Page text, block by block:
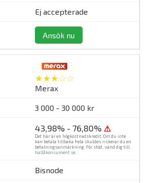
Ej accepterade
Ansök nu
★★★☆☆
Merax
3 000 - 30 000 kr
43,98% - 76,80% ⚠
Det här är en högkostnadskredit. Om du inte
kan betala tillbaka hela skulden riskerar du en
betalningsanmärkning. För stöd, vänd dig till
hallåkonsument.se
Bisnode